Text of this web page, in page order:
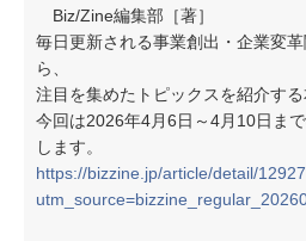
Biz/Zine編集部［著］
毎日更新される事業創出・企業変
ら、
注目を集めたトピックスを紹介する
今回は2026年4月6日～4月10日ま
します。
https://bizzine.jp/article/detail/